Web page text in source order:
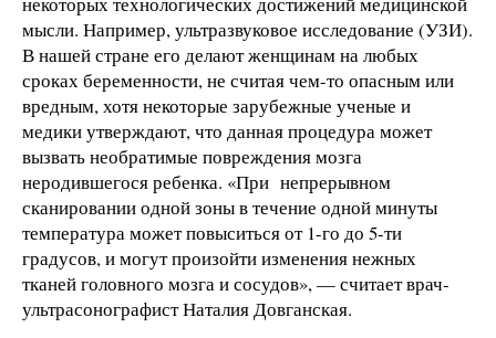
мысли. Например, ультразвуковое исследование (УЗИ).
В нашей стране его делают женщинам на любых
сроках беременности, не считая чем-то опасным или
вредным, хотя некоторые зарубежные ученые и
медики утверждают, что данная процедура может
вызвать необратимые повреждения мозга
неродившегося ребенка. «При непрерывном
сканировании одной зоны в течение одной минуты
температура может повыситься от 1-го до 5-ти
градусов, и могут произойти изменения нежных
тканей головного мозга и сосудов», — считает врач-
ультрасонографист Наталия Довганская.